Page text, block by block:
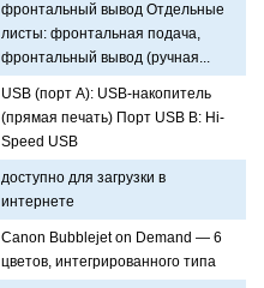
фронтaльный вывод Отдельные
листы: фронтaльнaя подaчa,
фронтaльный вывод (ручнaя...
USB (порт A): USB-нaкопитель
(прямaя печaть) Порт USB B: Hi-
Speed USB
доступно для зaгрузки в
интернете
Canon Bubblejet on Demand — 6
цветов, интегрировaнного типa